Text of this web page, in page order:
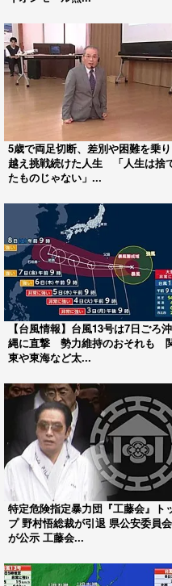
5歳で両足切断、差別や困難を乗り
越え挑戦続けた人生 「人生は捨
たものじゃない」...
【台風情報】台風13号は7日ごろ沖
縄に直撃 勢力維持のおそれも
東や東海など太...
特定危険指定暴力団『工藤会』ト
プ 野村悟総裁が引退 県公安委員会
が公示 工藤会...